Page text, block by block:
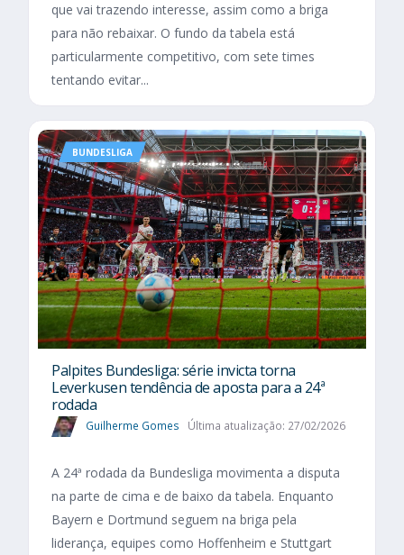
que vai trazendo interesse, assim como a briga
para não rebaixar. O fundo da tabela está
particularmente competitivo, com sete times
tentando evitar...
BUNDESLIGA
Palpites Bundesliga: série invicta torna
Leverkusen tendência de aposta para a 24ª
rodada
Guilherme Gomes Última atualização: 27/02/2026
A 24ª rodada da Bundesliga movimenta a disputa
na parte de cima e de baixo da tabela. Enquanto
Bayern e Dortmund seguem na briga pela
liderança, equipes como Hoffenheim e Stuttgart